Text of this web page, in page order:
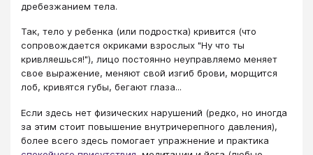
дребезжанием тела.
Так, тело у ребенка (или подростка) кривится (что
сопровождается окриками взрослых "Ну что ты
кривляешься!"), лицо постоянно неуправляемо меняет
свое выражение, меняют свой изгиб брови, морщится
лоб, кривятся губы, бегают глаза...
Если здесь нет физических нарушений (редко, но иногда
за этим стоит повышение внутричерепного давления),
более всего здесь помогает упражнение и практика